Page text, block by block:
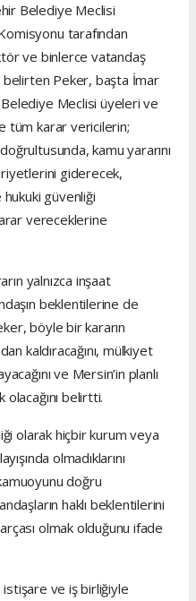
Belediye Meclisi
tarafından
ve binlerce vatandaş
belirten Peker, başta İmar
Meclisi üyeleri ve
tüm karar vericilerin;
kamu yararını
giderecek,
güvenliği
vereceklerine
yalnızca inşaat
beklentilerine de
böyle bir kararın
kaldıracağını, mülkiyet
ve Mersin’in planlı
belirtti.
olarak hiçbir kurum veya
olmadıklarını
doğru
haklı beklentilerini
olmak olduğunu ifade
istişare ve iş birliğiyle